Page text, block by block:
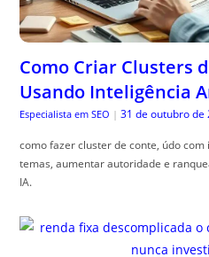
Como Criar Clusters
Usando Inteligência
Especialista em SEO | 31 de outubro de
como fazer cluster de conte, údo
temas, aumentar autoridade e
IA.